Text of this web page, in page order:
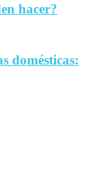
hacer?
domésticas: